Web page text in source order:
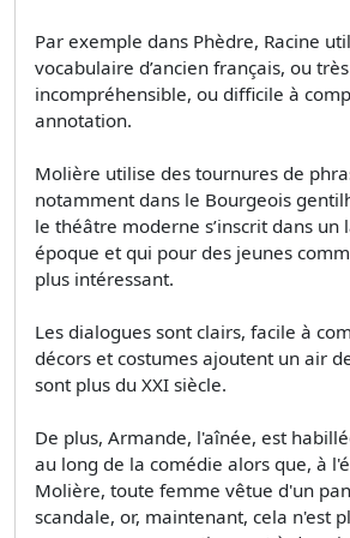
Par exemple dans Phèdre, Racine
vocabulaire d’ancien français, ou
incompréhensible, ou difficile à
annotation.
Molière utilise des tournures de
notamment dans le Bourgeois
le théâtre moderne s’inscrit dans un
époque et qui pour des jeunes
plus intéressant.
Les dialogues sont clairs, facile à
décors et costumes ajoutent un air
sont plus du XXI siècle.
De plus, Armande, l'aînée, est
au long de la comédie alors que, à
Molière, toute femme vêtue d'un
scandale, or, maintenant, cela n'est